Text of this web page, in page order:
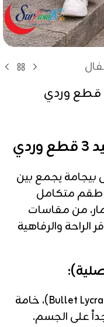
يجمع بين
طقم متكامل
من مقاسات
الراحة والرفاهية
(Bullet Lycra)، خامة
على الجسم.